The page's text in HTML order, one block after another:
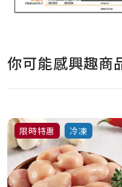
你可能感興趣商
限時特惠 冷凍